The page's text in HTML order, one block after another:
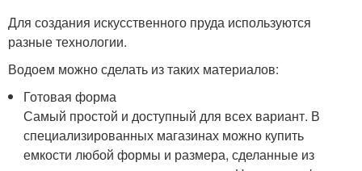
Для создания искусственного пруда используются
разные технологии.
Водоем можно сделать из таких материалов:
Готовая форма
Самый простой и доступный для всех вариант. В
специализированных магазинах можно купить
емкости любой формы и размера, сделанные из